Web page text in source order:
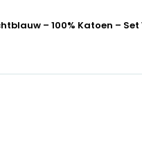
– 100% Katoen – Set